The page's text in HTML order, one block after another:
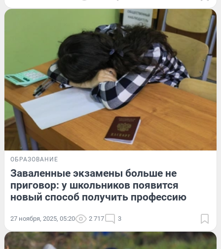
ОБРАЗОВАНИЕ
Заваленные экзамены больше не
приговор: у школьников появится
новый способ получить профессию
27 ноября, 2025, 05:20 2 717 3